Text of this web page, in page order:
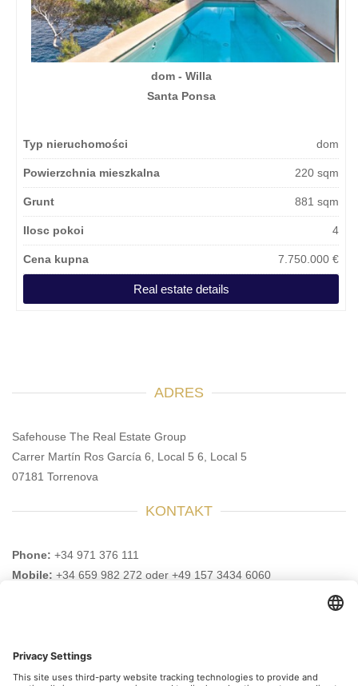
dom - Willa
Santa Ponsa
Typ nieruchomości dom
Powierzchnia mieszkalna 220 sqm
Grunt 881 sqm
Ilosc pokoi 4
Cena kupna 7.750.000 €
Real estate details
ADRES
Safehouse The Real Estate Group
Carrer Martín Ros García 6, Local 5 6, Local 5
07181 Torrenova
KONTAKT
Phone: +34 971 376 111
Mobile: +34 659 982 272 oder +49 157 3434 6060